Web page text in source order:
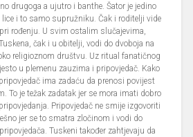
drugoga a ujutro i banthe. Šator je jedino
i to samo supružniku. Čak i roditelji vide
rođenju. U svim ostalim slučajevima,
čak i u obitelji, vodi do dvoboja na
religioznom društvu. Uz ritual fanatičnog
u plemenu zauzima i pripovjedač. Kako
ima zadaću da prenosi povijest
To je težak zadatak jer se mora imati dobro
Pripovjedač ne smije izgovoriti
jer se to smatra zločinom i vodi do
Tuskeni također zahtjevaju da